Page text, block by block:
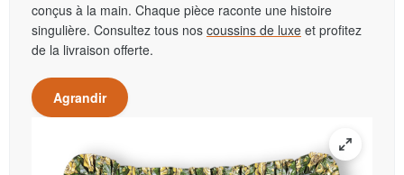
conçus à la main. Chaque pièce raconte une histoire
singulière. Consultez tous nos coussins de luxe et profitez
de la livraison offerte.
Agrandir